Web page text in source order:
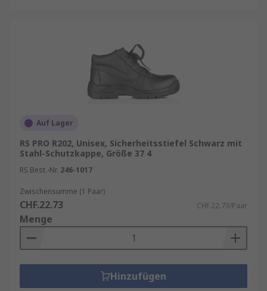
Auf Lager
RS PRO R202, Unisex, Sicherheitsstiefel Schwarz mit
Stahl-Schutzkappe, Größe 37 4
RS Best.-Nr. 246-1017
Zwischensumme (1 Paar)
CHF.22.73 CHF.22.73/Paar
Menge
Hinzufügen